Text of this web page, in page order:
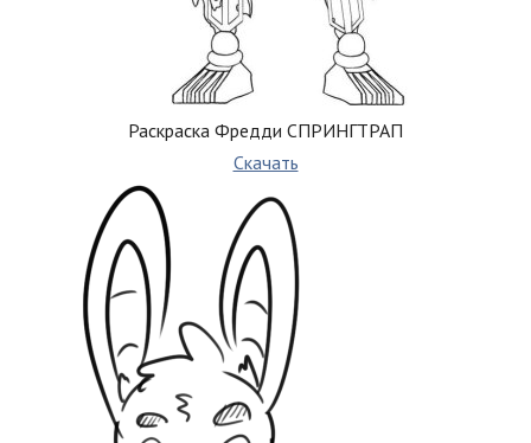
Раскраска Фредди СПРИНГТРАП
Скачать